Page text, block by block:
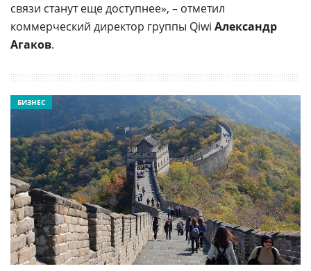
связи станут еще доступнее», – отметил
коммерческий директор группы Qiwi Александр
Агаков.
БИЗНЕС